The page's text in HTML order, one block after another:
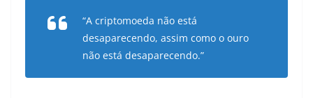
“A criptomoeda não está
desaparecendo, assim como o ouro
não está desaparecendo.”